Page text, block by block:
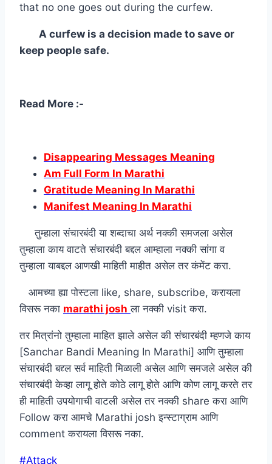
that no one goes out during the curfew.
A curfew is a decision made to save or
keep people safe.
Read More :-
Disappearing Messages Meaning
Am Full Form In Marathi
Gratitude Meaning In Marathi
Manifest Meaning In Marathi
तुम्हाला संचारबंदी या शब्दाचा अर्थ नक्की समजला असेल
तुम्हाला काय वाटते संचारबंदी बद्दल आम्हाला नक्की सांगा व
तुम्हाला याबद्दल आणखी माहिती माहीत असेल तर कंमेंट करा.
आमच्या ह्या पोस्टला like, share, subscribe, करायला
विसरू नका marathi josh ला नक्की visit करा.
तर मित्रांनो तुम्हाला माहित झाले असेल की संचारबंदी म्हणजे काय
[Sanchar Bandi Meaning In Marathi] आणि तुम्हाला
संचारबंदी बद्द्ल सर्व माहिती मिळाली असेल आणि समजले असेल की
संचारबंदी केव्हा लागू होते कोठे लागू होते आणि कोण लागू करते तर
ही माहिती उपयोगाची वाटली असेल तर नक्की share करा आणि
Follow करा आमचे Marathi josh इन्स्टाग्राम आणि
comment करायला विसरू नका.
Post
#Attack